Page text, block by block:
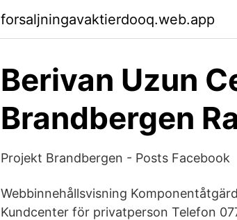
forsaljningavaktierdooq.web.app
Berivan Uzun
Brandbergen
Projekt Brandbergen - Posts Facebook
Webbinnehållsvisning
Kundcenter för privatperson Telefon